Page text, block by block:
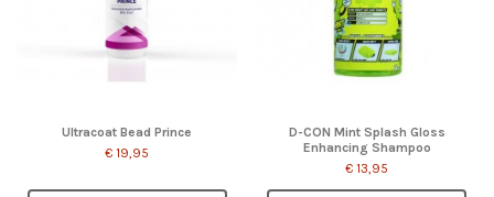
Ultracoat Bead Prince
€ 19,95
D-CON Mint Splash Gloss
Enhancing Shampoo
€ 13,95